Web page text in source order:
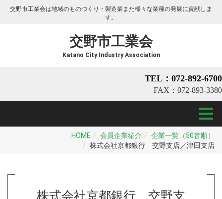
交野市工業会は地域のものづくり・製造業また様々な業種の発展に貢献しま
す。
交野市工業会
Katano City Industry Association
TEL：072-892-6700
FAX：072-893-3380
HOME 会員企業紹介
企業一覧（50音順）
株式会社京都銀行 交野支店／津田支店
株式会社京都銀行 交野支